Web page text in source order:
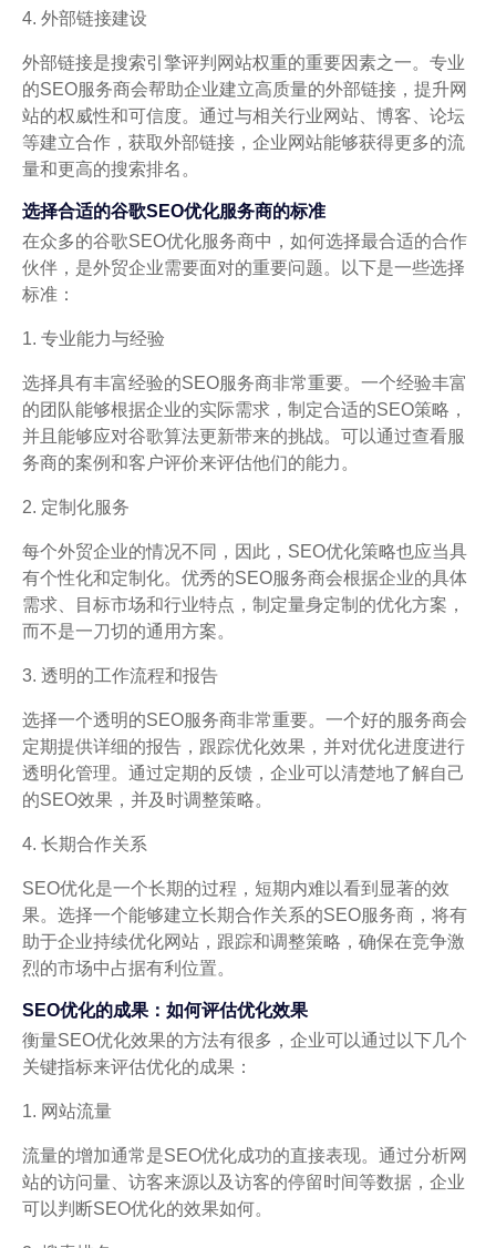
4. 外部链接建设
外部链接是搜索引擎评判网站权重的重要因素之一。专业
的SEO服务商会帮助企业建立高质量的外部链接，提升网
站的权威性和可信度。通过与相关行业网站、博客、论坛
等建立合作，获取外部链接，企业网站能够获得更多的流
量和更高的搜索排名。
选择合适的谷歌SEO优化服务商的标准
在众多的谷歌SEO优化服务商中，如何选择最合适的合作
伙伴，是外贸企业需要面对的重要问题。以下是一些选择
标准：
1. 专业能力与经验
选择具有丰富经验的SEO服务商非常重要。一个经验丰富
的团队能够根据企业的实际需求，制定合适的SEO策略，
并且能够应对谷歌算法更新带来的挑战。可以通过查看服
务商的案例和客户评价来评估他们的能力。
2. 定制化服务
每个外贸企业的情况不同，因此，SEO优化策略也应当具
有个性化和定制化。优秀的SEO服务商会根据企业的具体
需求、目标市场和行业特点，制定量身定制的优化方案，
而不是一刀切的通用方案。
3. 透明的工作流程和报告
选择一个透明的SEO服务商非常重要。一个好的服务商会
定期提供详细的报告，跟踪优化效果，并对优化进度进行
透明化管理。通过定期的反馈，企业可以清楚地了解自己
的SEO效果，并及时调整策略。
4. 长期合作关系
SEO优化是一个长期的过程，短期内难以看到显著的效
果。选择一个能够建立长期合作关系的SEO服务商，将有
助于企业持续优化网站，跟踪和调整策略，确保在竞争激
烈的市场中占据有利位置。
SEO优化的成果：如何评估优化效果
衡量SEO优化效果的方法有很多，企业可以通过以下几个
关键指标来评估优化的成果：
1. 网站流量
流量的增加通常是SEO优化成功的直接表现。通过分析网
站的访问量、访客来源以及访客的停留时间等数据，企业
可以判断SEO优化的效果如何。